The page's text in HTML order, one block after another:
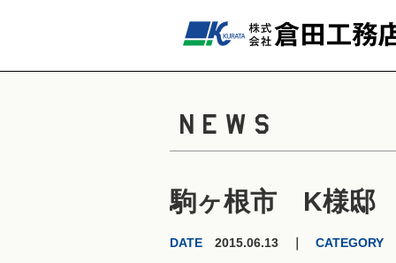
NEWS
駒ヶ根市 K様邸
DATE 2015.06.13 ｜ CATEGORY